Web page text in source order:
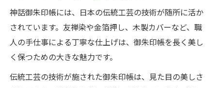
神話御朱印帳には、日本の伝統工芸の技術が随所に活か
されています。友禅染や金箔押し、木製カバーなど、職
人の手仕事による丁寧な仕上げは、御朱印帳を長く美し
く保つための大きな魅力です。
伝統工芸の技術が施された御朱印帳は、見た目の美しさ